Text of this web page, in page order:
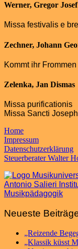
Werner, Gregor Josef
Missa festivalis e
Zechner, Johann
Kommt ihr Frommen
Zelenka, Jan Dismas
Missa purificationis
Missa Sancti
Home
Impressum
Datenschutzerklärung
Steuerberater Walter
Antonio Salieri
Musikpädagogik
Neueste
„Reizende
„Klassik küsst